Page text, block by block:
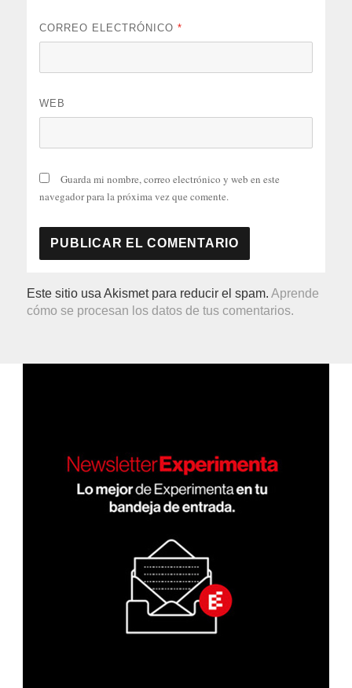
CORREO ELECTRÓNICO*
WEB
Guarda mi nombre, correo electrónico y web en este
navegador para la próxima vez que comente.
Este sitio usa Akismet para reducir el spam.Aprende
cómo se procesan los datos de tus comentarios.